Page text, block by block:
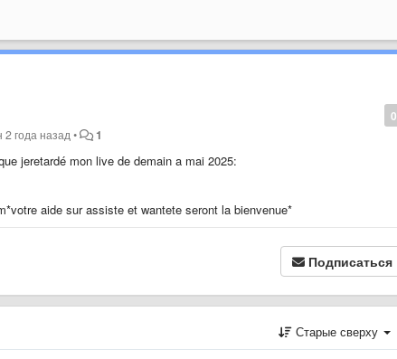
0
2 года назад • 1
jeretardé mon live de demain a mai 2025:
aide sur assiste et wantete seront la bienvenue*
Подписаться
Старые сверху